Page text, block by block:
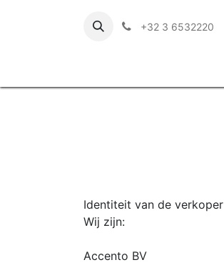
+32 3 6532220
Identiteit van de verkoper
Wij zijn:
Accento BV